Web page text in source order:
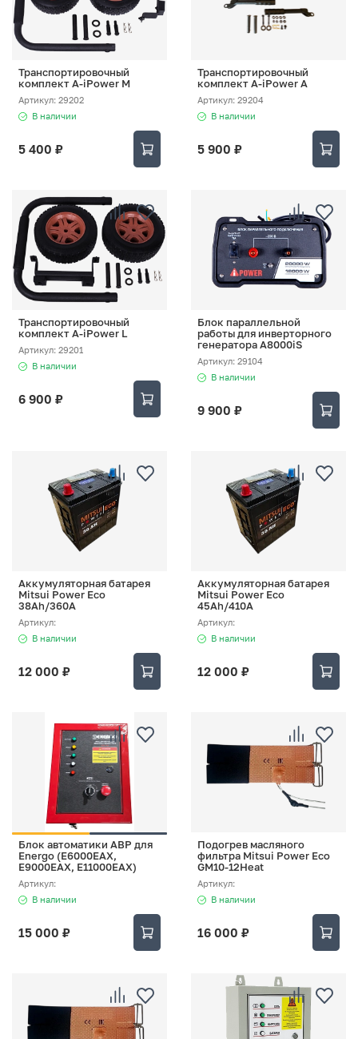
Транспортировочный
комплект A-iPower M
Артикул: 29202
В наличии
5 400 ₽
Транспортировочный
комплект A-iPower A
Артикул: 29204
В наличии
5 900 ₽
Транспортировочный
комплект A-iPower L
Артикул: 29201
В наличии
6 900 ₽
Блок параллельной
работы для инверторного
генератора A8000iS
Артикул: 29104
В наличии
9 900 ₽
Аккумуляторная батарея
Mitsui Power Eco
38Ah/360A
Артикул:
В наличии
12 000 ₽
Аккумуляторная батарея
Mitsui Power Eco
45Ah/410A
Артикул:
В наличии
12 000 ₽
Блок автоматики АВР для
Energo (E6000EAX,
E9000EAX, E11000EAX)
Артикул:
В наличии
15 000 ₽
Подогрев масляного
фильтра Mitsui Power Eco
GM10-12Heat
Артикул:
В наличии
16 000 ₽